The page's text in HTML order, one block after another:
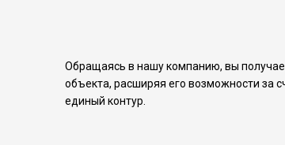
Обращаясь в нашу компанию, вы
объекта, расширяя его возможности за
единый контур.